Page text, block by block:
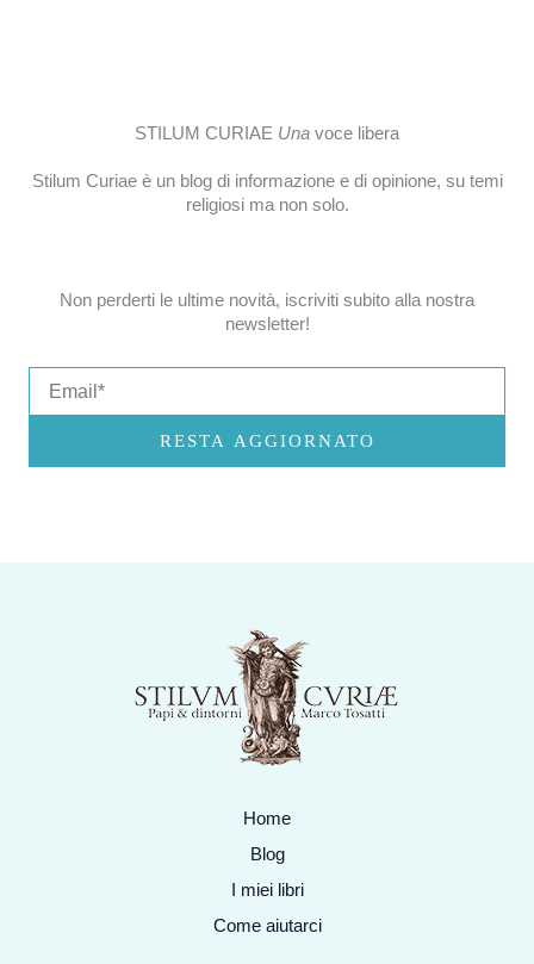
STILUM CURIAE Una voce libera
Stilum Curiae è un blog di informazione e di opinione, su temi
religiosi ma non solo.
Non perderti le ultime novità, iscriviti subito alla nostra
newsletter!
RESTA AGGIORNATO
Home
Blog
I miei libri
Come aiutarci